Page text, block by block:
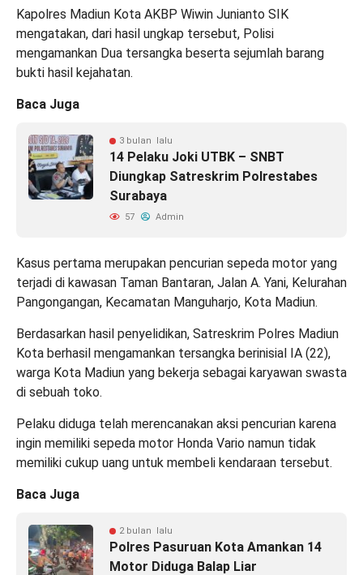
Kapolres Madiun Kota AKBP Wiwin Junianto SIK
mengatakan, dari hasil ungkap tersebut, Polisi
mengamankan Dua tersangka beserta sejumlah barang
bukti hasil kejahatan.
Baca Juga
3 bulan lalu
14 Pelaku Joki UTBK – SNBT
Diungkap Satreskrim Polrestabes
Surabaya
57 Admin
Kasus pertama merupakan pencurian sepeda motor yang
terjadi di kawasan Taman Bantaran, Jalan A. Yani, Kelurahan
Pangongangan, Kecamatan Manguharjo, Kota Madiun.
Berdasarkan hasil penyelidikan, Satreskrim Polres Madiun
Kota berhasil mengamankan tersangka berinisial IA (22),
warga Kota Madiun yang bekerja sebagai karyawan swasta
di sebuah toko.
Pelaku diduga telah merencanakan aksi pencurian karena
ingin memiliki sepeda motor Honda Vario namun tidak
memiliki cukup uang untuk membeli kendaraan tersebut.
Baca Juga
2 bulan lalu
Polres Pasuruan Kota Amankan 14
Motor Diduga Balap Liar